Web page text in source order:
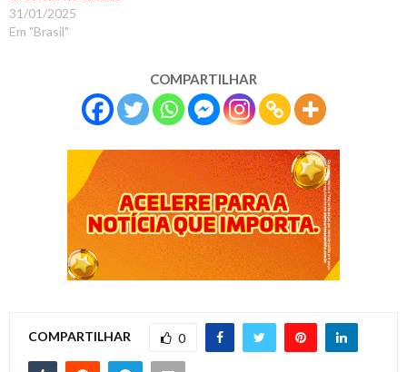
31/01/2025
Em "Brasil"
COMPARTILHAR
COMPARTILHAR 0